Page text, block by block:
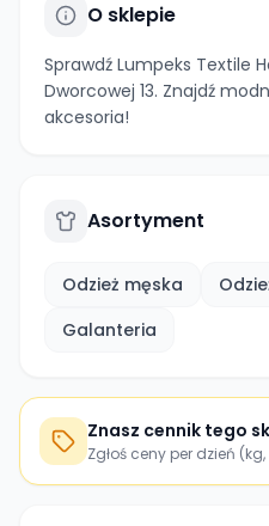
O sklepie
Sprawdź Lumpeks Textile
Dworcowej 13. Znajdź
akcesoria!
Asortyment
Odzież męska
Galanteria
Znasz cennik tego
Zgłoś ceny per dzień (kg,